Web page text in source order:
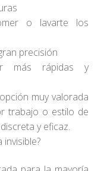
o lavarte los
precisión
más rápidas y
muy valorada
trabajo o estilo de
y eficaz.